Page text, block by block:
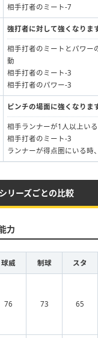
相手打者のミート-7
強打者に対して強くなります
相手打者のミートとパワー
動
相手打者のミート-3
相手打者のパワー-3
ピンチの場面に強くなります
相手ランナーが1人以上い
相手打者のミート-3
ランナーが得点圏にいる時
リーズごとの比較
力
球威 制球 スタ
76 73 65